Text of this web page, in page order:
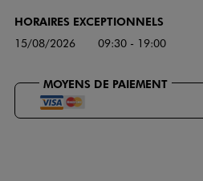
HORAIRES EXCEPTIONNELS
15/08/2026 09:30 - 19:00
MOYENS DE PAIEMENT